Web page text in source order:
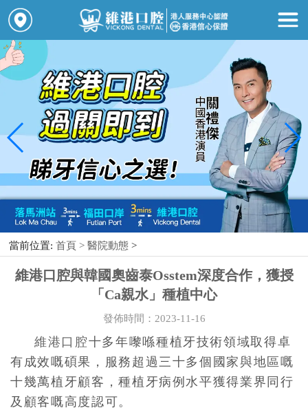
當前位置: 首頁 >醫院動態 >
維港口腔與韓國奧齒泰Osstem深度合作，獲授
「Ca親水」種植中心
發佈時間：2023-11-16
維港口腔十多年嚟喺種植牙技術領域取得卓
有成效嘅碩果 ， 服務超過三十多個國家與地區嘅
十幾萬植牙顧客 ，種植牙病例水平獲得業界同行
及 顧客嘅高度認可。